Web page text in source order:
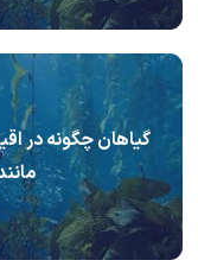
گیاهان چگونه در